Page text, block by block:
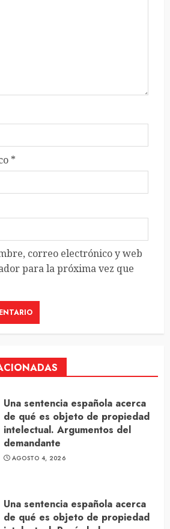
*
correo electrónico y web
para la próxima vez que
Una sentencia española acerca
de qué es objeto de propiedad
intelectual. Argumentos del
demandante
AGOSTO 4, 2026
Una sentencia española acerca
de qué es objeto de propiedad